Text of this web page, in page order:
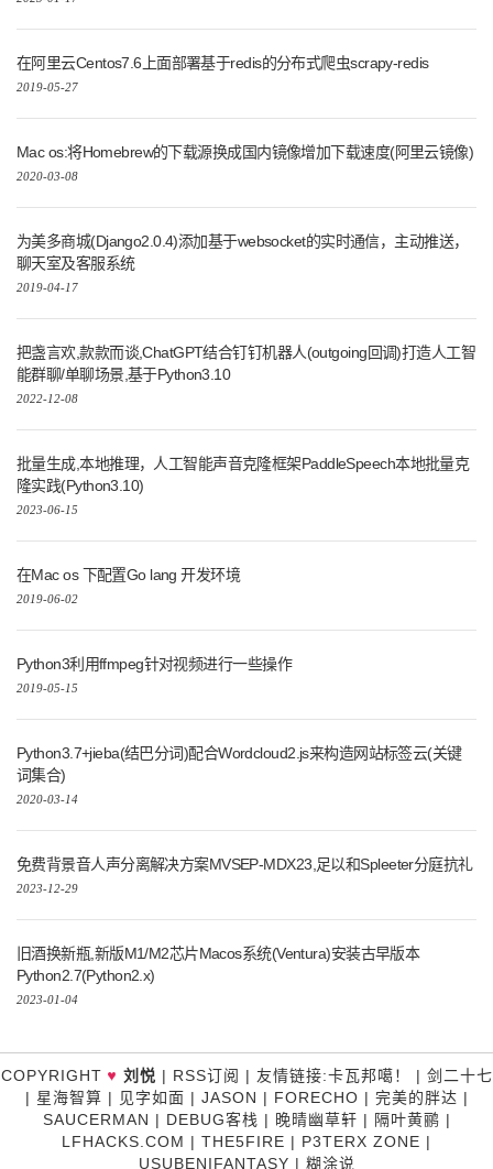
在阿里云Centos7.6上面部署基于redis的分布式爬虫scrapy-redis
2019-05-27
Mac os:将Homebrew的下载源换成国内镜像增加下载速度(阿里云镜像)
2020-03-08
为美多商城(Django2.0.4)添加基于websocket的实时通信，主动推送，
聊天室及客服系统
2019-04-17
把盏言欢,款款而谈,ChatGPT结合钉钉机器人(outgoing回调)打造人工智
能群聊/单聊场景,基于Python3.10
2022-12-08
批量生成,本地推理，人工智能声音克隆框架PaddleSpeech本地批量克
隆实践(Python3.10)
2023-06-15
在Mac os 下配置Go lang 开发环境
2019-06-02
Python3利用ffmpeg针对视频进行一些操作
2019-05-15
Python3.7+jieba(结巴分词)配合Wordcloud2.js来构造网站标签云(关键
词集合)
2020-03-14
免费背景音人声分离解决方案MVSEP-MDX23,足以和Spleeter分庭抗礼
2023-12-29
旧酒换新瓶,新版M1/M2芯片Macos系统(Ventura)安装古早版本
Python2.7(Python2.x)
2023-01-04
COPYRIGHT ♥ 刘悦 | RSS订阅 | 友情链接:卡瓦邦噶！ | 剑二十七
| 星海智算 | 见字如面 | JASON | FORECHO | 完美的胖达 |
SAUCERMAN | DEBUG客栈 | 晚晴幽草轩 | 隔叶黄鹂 |
LFHACKS.COM | THE5FIRE | P3TERX ZONE |
USUBENIFANTASY | 糊涂说